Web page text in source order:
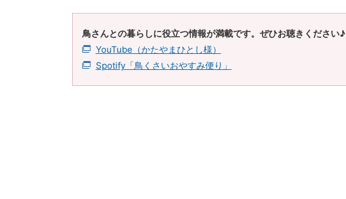
鳥さんとの暮らしに役立つ情報が満載です。ぜひお聴きください♪
YouTube（かたやまひとし様）
Spotify「鳥くさいおやすみ便り」